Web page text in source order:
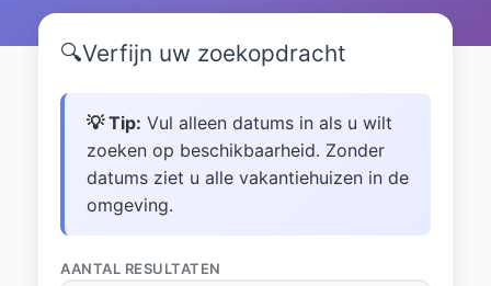
🔍Verfijn uw zoekopdracht
💡 Tip: Vul alleen datums in als u wilt
zoeken op beschikbaarheid. Zonder
datums ziet u alle vakantiehuizen in de
omgeving.
AANTAL RESULTATEN